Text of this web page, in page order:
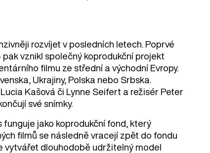
rozvíjet v posledních letech. Poprvé
vznikl společný koprodukční projekt
filmu ze střední a východní Evropy.
Ukrajiny, Polska nebo Srbska.
Kašová či Lynne Seifert a režisér Peter
své snímky.
jako koprodukční fond, který
filmů se následně vracejí zpět do fondu
vytvářet dlouhodobě udržitelný model